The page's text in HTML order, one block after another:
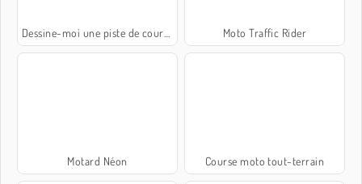
Dessine-moi une piste de course Moto Traffic Rider
Motard Néon Course moto tout-terrain